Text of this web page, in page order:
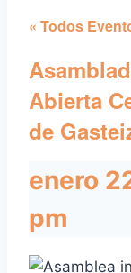
« Todos
Abierta
de
enero
pm